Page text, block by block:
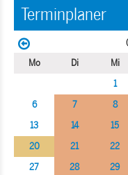
Terminplaner
Mo Di Mi
1
6
7 8
13
14 15
20
21 22
27
28 29